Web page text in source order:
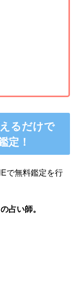
るだけで
定！
で無料鑑定を行
占い師。